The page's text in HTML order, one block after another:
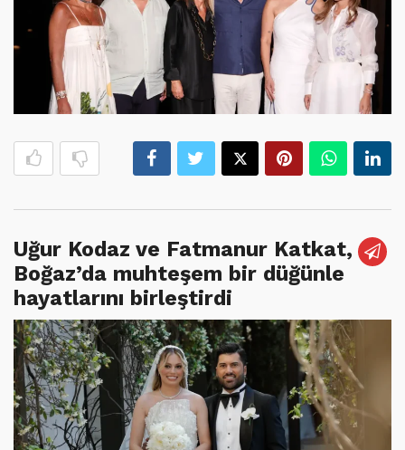
Uğur Kodaz ve Fatmanur Katkat,
Boğaz’da muhteşem bir düğünle
hayatlarını birleştirdi